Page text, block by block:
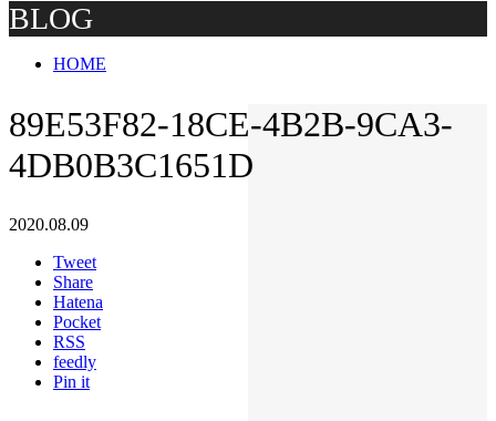
BLOG
HOME
89E53F82-18CE-4B2B-9CA3-
4DB0B3C1651D
2020.08.09
Tweet
Share
Hatena
Pocket
RSS
feedly
Pin it